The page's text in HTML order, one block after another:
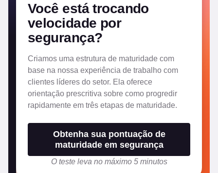
Você está trocando
velocidade por
segurança?
Criamos uma estrutura de maturidade com
base na nossa experiência de trabalho com
clientes líderes do setor. Ela oferece
orientação prescritiva sobre como progredir
rapidamente em três etapas de maturidade.
Obtenha sua pontuação de
maturidade em segurança
O teste leva no máximo 5 minutos